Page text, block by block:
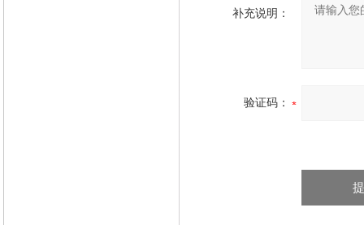
补充说明：
验证码：